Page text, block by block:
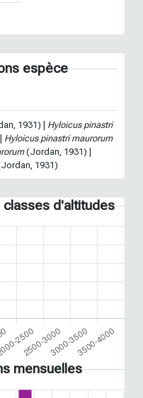
espèce
1931) | Hyloicus pinastri
Hyloicus pinastri maurorum
(Jordan, 1931) |
1931)
d'altitudes
mensuelles